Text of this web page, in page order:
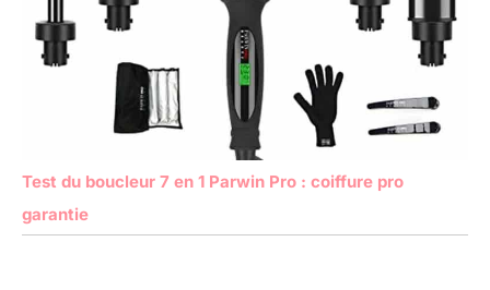
Test du boucleur 7 en 1 Parwin Pro : coiffure pro
garantie